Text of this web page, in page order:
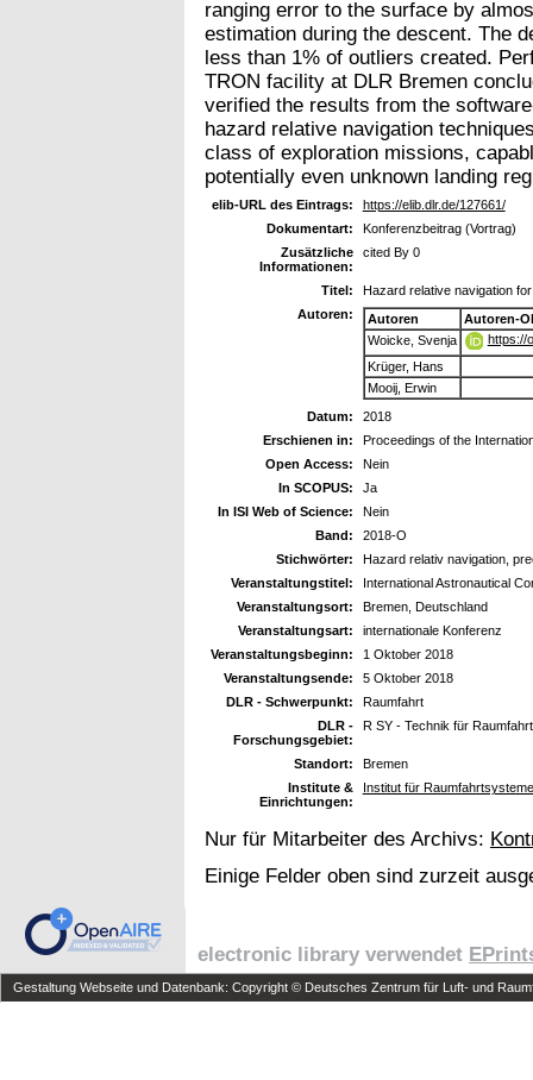
ranging error to the surface by
estimation during the descent. The
less than 1% of outliers created.
TRON facility at DLR Bremen
verified the results from the
hazard relative navigation
class of exploration missions,
potentially even unknown landing
elib-URL des Eintrags:
https://elib.dlr.de/127661/
Dokumentart:
Konferenzbeitrag (Vortrag)
Zusätzliche
Informationen:
cited By 0
Titel:
Hazard relative navigation
Autoren:
Autoren
Autoren-
Woicke, Svenja
https://
Krüger, Hans
Mooij, Erwin
Datum:
2018
Erschienen in:
Proceedings of the
Open Access:
Nein
In SCOPUS:
Ja
In ISI Web of Science:
Nein
Band:
2018-O
Stichwörter:
Hazard relativ navigation,
Veranstaltungstitel:
International Astronautical
Veranstaltungsort:
Bremen, Deutschland
Veranstaltungsart:
internationale Konferenz
Veranstaltungsbeginn:
1 Oktober 2018
Veranstaltungsende:
5 Oktober 2018
DLR - Schwerpunkt:
Raumfahrt
DLR -
Forschungsgebiet:
R SY - Technik für
Standort:
Bremen
Institute &
Einrichtungen:
Institut für
Nur für Mitarbeiter des Archivs:
Einige Felder oben sind zurzeit
electronic library verwendet
Gestaltung Webseite und Datenbank: Copyright © Deutsches Zentrum für Luft- und